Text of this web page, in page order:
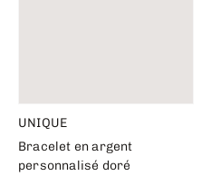
UNIQUE
Bracelet en argent
personnalisé doré